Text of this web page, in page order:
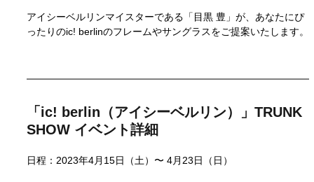
アイシーベルリンマイスターである「目黒 豊」が、あなたにぴ
ったりのic! berlinのフレームやサングラスをご提案いたします。
「ic! berlin（アイシーベルリン）」TRUNK
SHOW イベント詳細
日程：2023年4月15日（土）〜 4月23日（日）